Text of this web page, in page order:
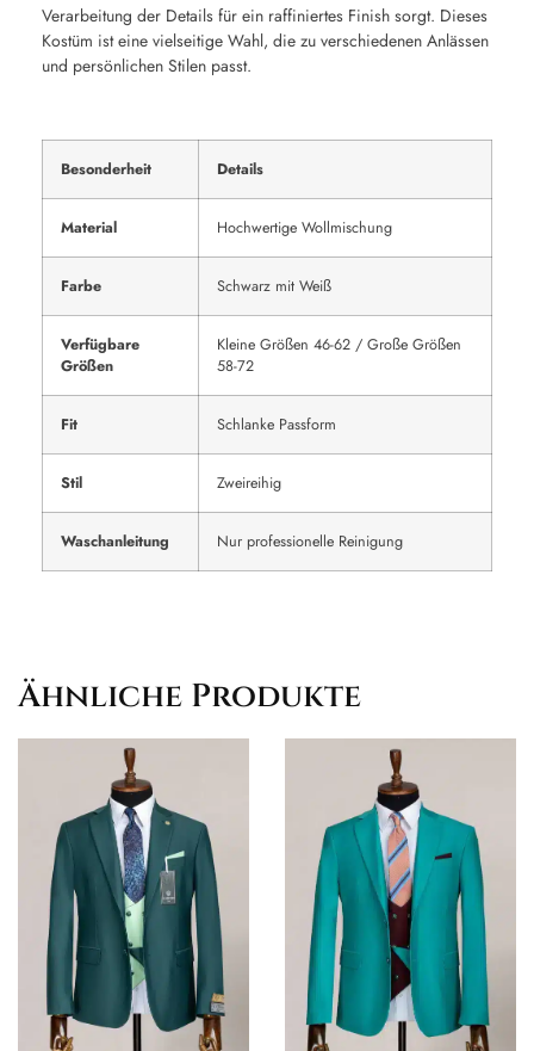
Verarbeitung der Details für ein raffiniertes Finish sorgt. Dieses
Kostüm ist eine vielseitige Wahl, die zu verschiedenen Anlässen
und persönlichen Stilen passt.
Besonderheit Details
Material Hochwertige Wollmischung
Farbe Schwarz mit Weiß
Verfügbare
Größen
Kleine Größen 46-62 / Große Größen
58-72
Fit Schlanke Passform
Stil Zweireihig
Waschanleitung Nur professionelle Reinigung
Ähnliche Produkte